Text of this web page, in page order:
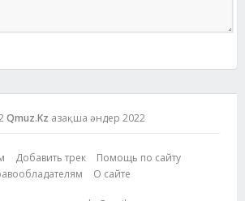
Qmuz.Kz Қазақша әндер 2022
Добавить трек
Помощь по сайту
О сайте